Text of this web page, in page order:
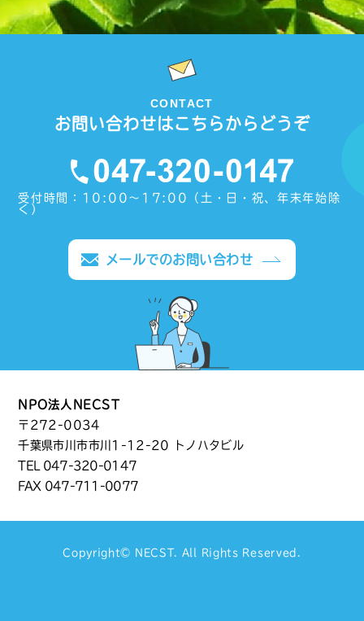
CONTACT
お問い合わせはこちらからどうぞ
受付時間：10:00〜17:00（土・日・祝、年末年始除
く）
メールでのお問い合わせ
NPO法人NECST
〒272-0034
千葉県市川市市川1-12-20 トノハタビル
TEL 047-320-0147
FAX 047-711-0077
Copyright© NECST. All Rights Reserved.